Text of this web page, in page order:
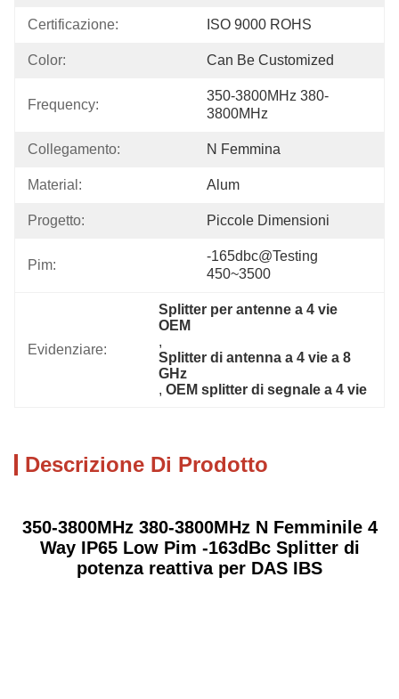
Certificazione: ISO 9000 ROHS
Color: Can Be Customized
Frequency:
350-3800MHz 380-
3800MHz
Collegamento: N Femmina
Material: Alum
Progetto: Piccole Dimensioni
Pim:
-165dbc@testing
450~3500
Evidenziare:
Splitter per antenne a 4 vie
OEM
,
Splitter di antenna a 4 vie a 8
GHz
, OEM splitter di segnale a 4 vie
Descrizione Di Prodotto
350-3800MHz 380-3800MHz N Femminile 4
Way IP65 Low Pim -163dBc Splitter di
potenza reattiva per DAS IBS